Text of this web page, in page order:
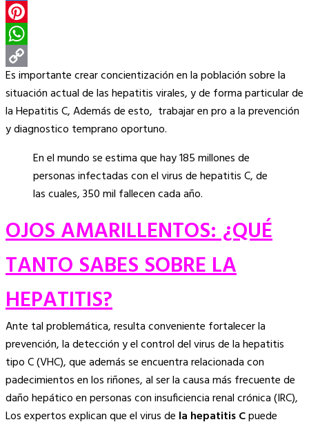
Twitter
Pinterest
WhatsApp
Copy
Link
Es importante crear concientización en la población sobre la
situación actual de las hepatitis virales, y de forma particular de
la Hepatitis C, Además de esto, trabajar en pro a la prevención
y diagnostico temprano oportuno.
En el mundo se estima que hay 185 millones de
personas infectadas con el virus de hepatitis C, de
las cuales, 350 mil fallecen cada año.
OJOS AMARILLENTOS: ¿QUÉ
TANTO SABES SOBRE LA
HEPATITIS?
Ante tal problemática, resulta conveniente fortalecer la
prevención, la detección y el control del virus de la hepatitis
tipo C (VHC), que además se encuentra relacionada con
padecimientos en los riñones, al ser la causa más frecuente de
daño hepático en personas con insuficiencia renal crónica (IRC),
Los expertos explican que el virus de la hepatitis Cpuede